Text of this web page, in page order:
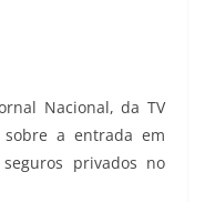
Nacional, da TV
sobre a entrada em
privados no